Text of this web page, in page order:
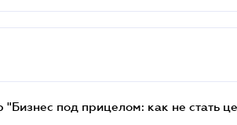
"Бизнес под прицелом: как не стать